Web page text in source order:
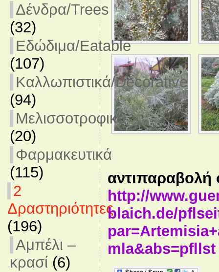
Δένδρα/Trees
(32)
Εδώδιμα/Eatable
(107)
Καλλωπιστικά/Decorative
(94)
Μελισσοτροφικά
(20)
Φαρμακευτικά
(115)
2
Δραστηριότητες
(196)
Αμπέλι –
κρασί (6)
αντιπαραβολή
http://
blaich.de/
mla&abs=pfllst